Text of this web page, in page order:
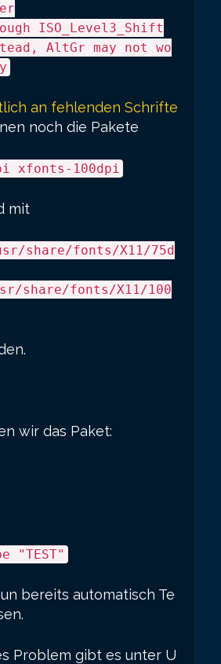
ISO_Level3_Shift
AltGr may not wo
an fehlenden Schrifte
noch die Pakete
xfonts-100dpi
mit
share/fonts/X11/75d
share/fonts/X11/100
wir das Paket:
"TEST"
bereits automatisch Te
Problem gibt es unter U